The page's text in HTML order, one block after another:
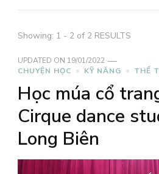
Showing: 1 - 2 of 2 RESULTS
UPDATED ON 19/01/2022
CHUYỆN HỌC
KỸ NĂNG THỂ
Học múa cổ
Cirque dance
Long Biên